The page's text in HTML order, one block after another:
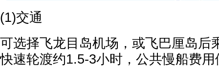
(1)交通
可选择飞龙目岛机场，或飞巴厘岛后
快速轮渡约1.5-3小时，公共慢船费